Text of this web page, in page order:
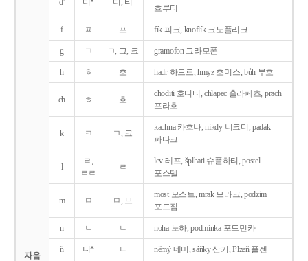
자음
d' 디* 디, 티
흐루티
f ㅍ 프 fík 피크, knoflík 크노플리크
g ㄱ ㄱ, 그, 크 gramofon 그라모폰
h ㅎ 흐 hadr 하드르, hmyz 흐미스, bůh 부흐
ch ㅎ 흐
choditi 호디티, chlapec 흘라페츠, prach
프라흐
k ㅋ ㄱ, 크
kachna 카흐나, nikdy 니크디, padák
파다크
l
ㄹ,
ㄹㄹ
ㄹ
lev 레프, šplhati 슈플하티, postel
포스텔
m ㅁ ㅁ, 므
most 모스트, mrak 므라크, podzim
포드짐
n ㄴ ㄴ noha 노하, podmínka 포드민카
ň 니* ㄴ němý 네미, sáňky 산키, Plzeň 플젠